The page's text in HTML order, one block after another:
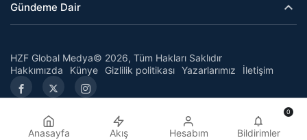
Gündeme Dair
HZF Global Medya© 2026, Tüm Hakları Saklıdır
Hakkımızda
Künye Gizlilik politikası Yazarlarımız İletişim
Anasayfa Akış Hesabım Bildirimler
0